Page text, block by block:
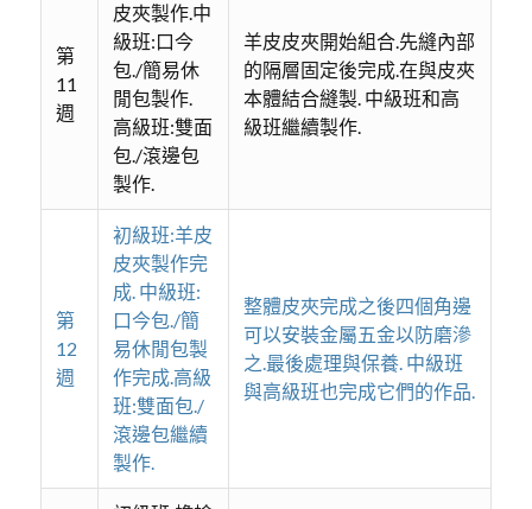
第
11
週
皮夾製作.中
級班:口今
包./簡易休
閒包製作.
高級班:雙面
包./滾邊包
製作.
羊皮皮夾開始組合.先縫內部
的隔層固定後完成.在與皮夾
本體結合縫製. 中級班和高
級班繼續製作.
第
12
週
初級班:羊皮
皮夾製作完
成. 中級班:
口今包./簡
易休閒包製
作完成.高級
班:雙面包./
滾邊包繼續
製作.
整體皮夾完成之後四個角邊
可以安裝金屬五金以防磨滲
之.最後處理與保養. 中級班
與高級班也完成它們的作品.